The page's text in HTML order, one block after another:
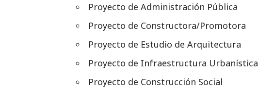
Proyecto de Administración Pública
Proyecto de Constructora/Promotora
Proyecto de Estudio de Arquitectura
Proyecto de Infraestructura Urbanística
Proyecto de Construcción Social